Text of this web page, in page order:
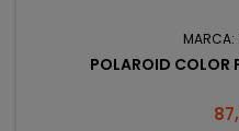
MARCA:
POLAROID COLOR